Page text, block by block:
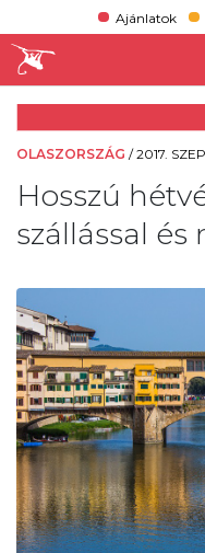
Ajánlatok
OLASZORSZÁG /2017.
Hosszú
szállással